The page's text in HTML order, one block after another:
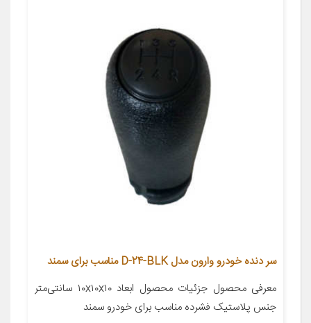
سر دنده خودرو وارون مدل D-24-BLK مناسب برای سمند
معرفی محصول جزئیات محصول ابعاد ۱۰x۱۰x۱۰ سانتی‌متر
جنس پلاستیک فشرده مناسب برای خودرو سمند